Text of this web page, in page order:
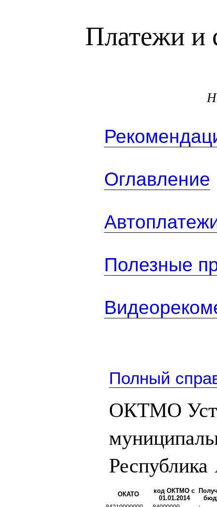
Платежи и
Оглавление
Полезные
Полный
ОКТМО
ОКАТО
код ОКТМО с
01.01.2014